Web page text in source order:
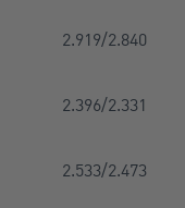
2.919/2.840
2.396/2.331
2.533/2.473